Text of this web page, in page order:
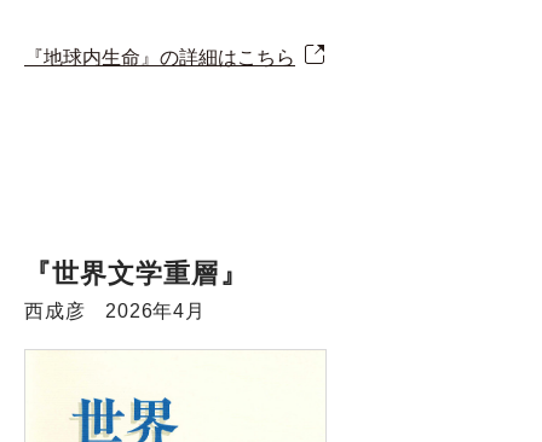
『地球内生命』の詳細はこちら
『世界文学重層』
西成彦 2026年4月